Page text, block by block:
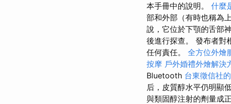
本手冊中的說明。 什麼
部和外部（有時也稱為
說，它位於下顎的舌部
後進行探查。 發布者對
任何責任。 全方位外燴
按摩 戶外婚禮外燴解決
Bluetooth 台東徵信社
后，皮質醇水平仍明顯
與類固醇注射的劑量成